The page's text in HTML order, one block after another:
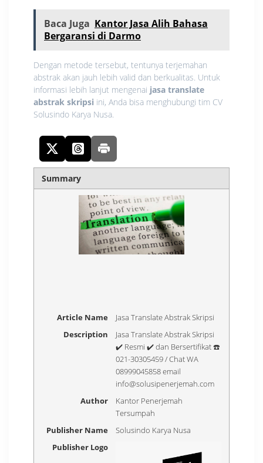
Baca Juga Kantor Jasa Alih Bahasa
Bergaransi di Darmo
Dengan metode tersebut, tentunya terjemahan
abstrak akan jauh lebih valid dan berkualitas. Untuk
informasi lebih lanjut mengenai jasa translate
abstrak skripsi ini, Anda bisa menghubungi tim CV
Solusindo Karya Nusa.
Summary
Article Name
Jasa Translate Abstrak Skripsi
Description
Jasa Translate Abstrak Skripsi
✔️ Resmi ✔️ dan Bersertifikat ☎️
021-30305459 / Chat WA
08999045858 email
info@solusipenerjemah.com
Author
Kantor Penerjemah
Tersumpah
Publisher Name
Solusindo Karya Nusa
Publisher Logo